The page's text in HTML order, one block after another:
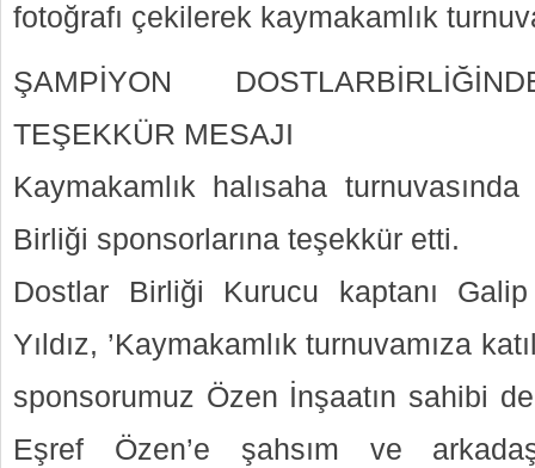
fotoğrafı çekilerek kaymakamlık
ŞAMPİYON
TEŞEKKÜR MESAJI
Kaymakamlık halısaha
Birliği sponsorlarına teşekkür etti.
Dostlar Birliği Kurucu kaptanı Galip
Yıldız, ’Kaymakamlık turnuvamıza
sponsorumuz Özen İnşaatın sahibi
Eşref Özen’e şahsım ve